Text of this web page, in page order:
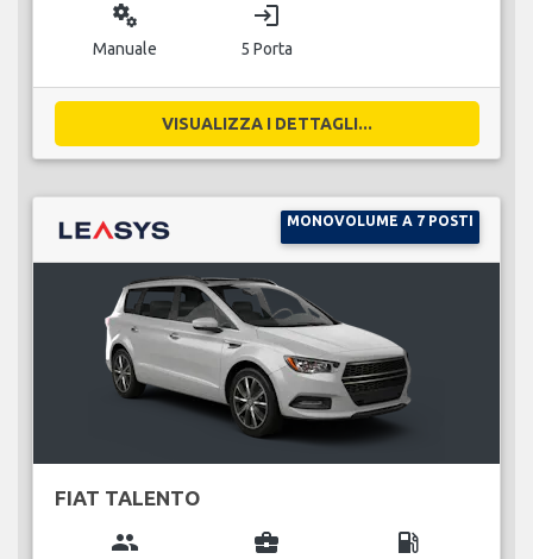
miscellaneous_services
Manuale
login
5 Porta
VISUALIZZA I DETTAGLI...
MONOVOLUME A 7 POSTI
FIAT TALENTO
group business_center local_gas_station